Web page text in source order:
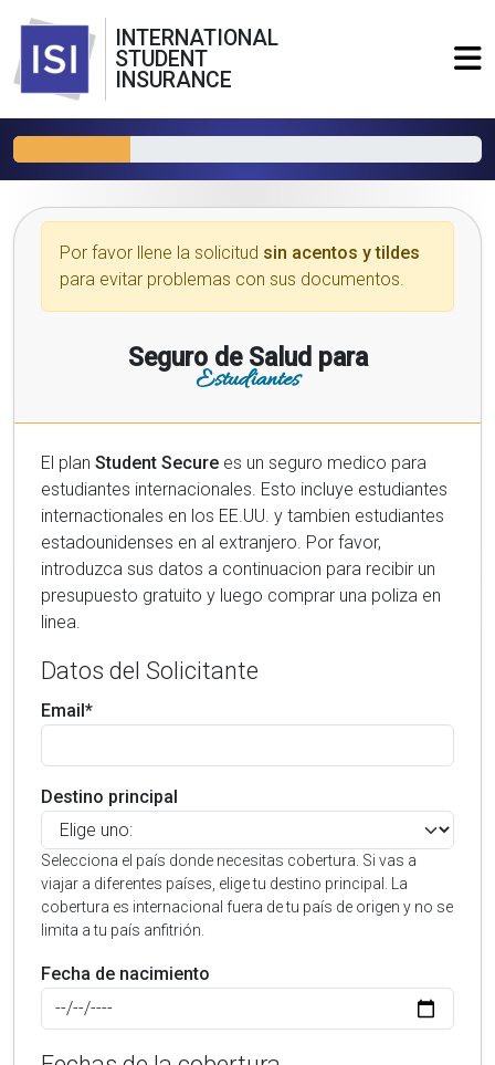
INTERNATIONAL
STUDENT
INSURANCE
Por favor llene la solicitud sin acentos y tildes
para evitar problemas con sus documentos.
Seguro de Salud para
Estudiantes
El plan Student Secure es un seguro medico para
estudiantes internacionales. Esto incluye estudiantes
internactionales en los EE.UU. y tambien estudiantes
estadounidenses en al extranjero. Por favor,
introduzca sus datos a continuacion para recibir un
presupuesto gratuito y luego comprar una poliza en
linea.
Datos del Solicitante
Email*
Destino principal
Selecciona el país donde necesitas cobertura. Si vas a
viajar a diferentes países, elige tu destino principal. La
cobertura es internacional fuera de tu país de origen y no se
limita a tu país anfitrión.
Fecha de nacimiento